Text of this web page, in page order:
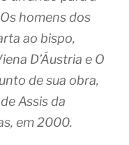
homens dos
ao bispo,
D’Áustria e O
de sua obra,
Assis da
em 2000.